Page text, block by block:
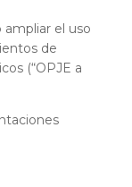
ampliar el uso
de
(“OPJE a